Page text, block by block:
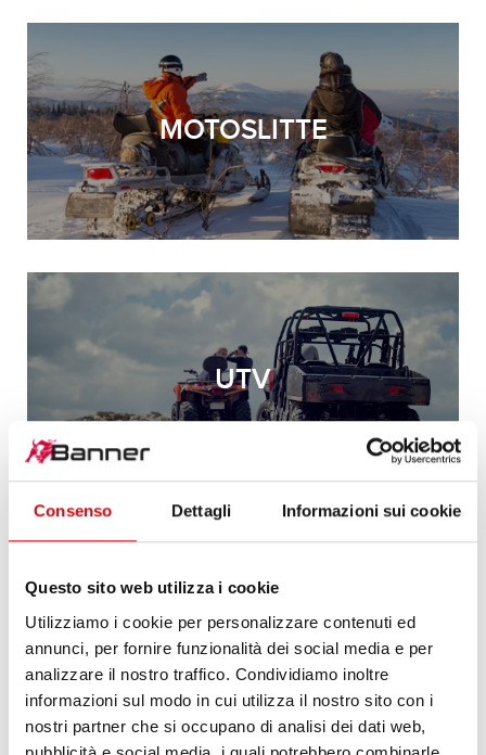
Consenso Dettagli Informazioni sui cookie
Questo sito web utilizza i cookie
Utilizziamo i cookie per personalizzare contenuti ed
annunci, per fornire funzionalità dei social media e per
analizzare il nostro traffico. Condividiamo inoltre
informazioni sul modo in cui utilizza il nostro sito con i
nostri partner che si occupano di analisi dei dati web,
MOTOSLITTE
UTV
PIATTAFORME
AEREE